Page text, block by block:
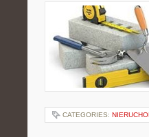
CATEGORIES: